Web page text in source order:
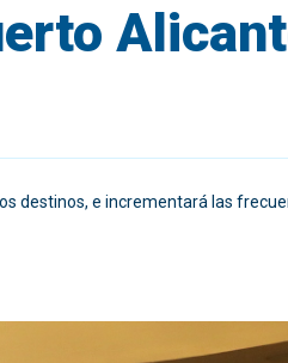
destinos, e incrementará las